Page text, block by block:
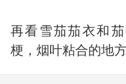
再看雪茄茄衣和
梗，烟叶粘合的地